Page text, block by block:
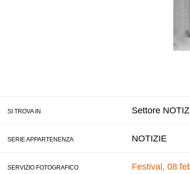
SI TROVA IN Settore
SERIE APPARTENENZA NOTIZIE
SERVIZIO FOTOGRAFICO Festival, 08